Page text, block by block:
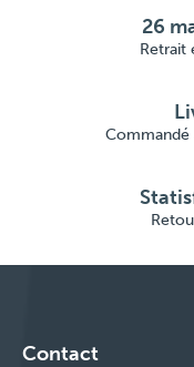
26
Retrait
Commandé
Contact